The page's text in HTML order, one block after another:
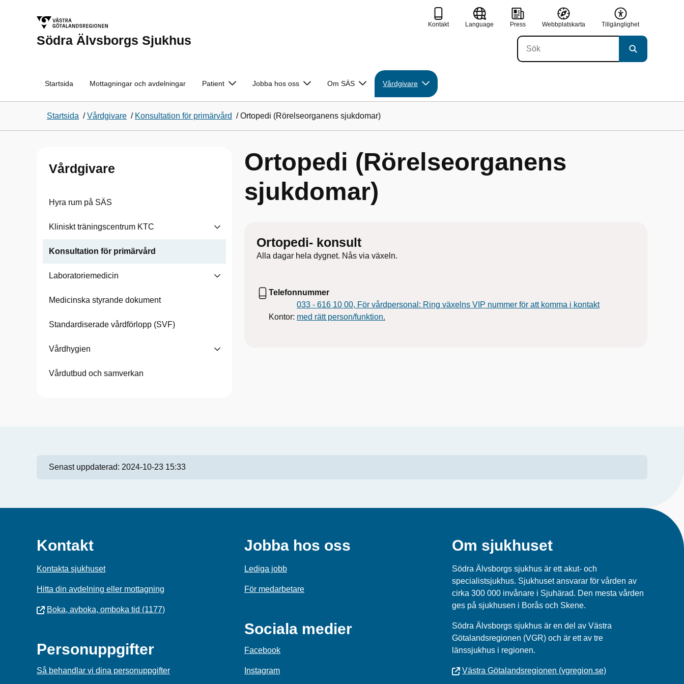
Södra Älvsborgs Sjukhus
Kontakt Language Press Webbplatskarta Tillgänglighet
Startsida Mottagningar och avdelningar Patient Jobba hos oss Om SÄS Vårdgivare
Startsida /Vårdgivare / Konsultation för primärvård /Ortopedi (Rörelseorganens sjukdomar)
Vårdgivare
Hyra rum på SÄS
Kliniskt träningscentrum KTC
Konsultation för primärvård
Laboratoriemedicin
Medicinska styrande dokument
Standardiserade vårdförlopp (SVF)
Vårdhygien
Vårdutbud och samverkan
Ortopedi (Rörelseorganens
sjukdomar)
Ortopedi- konsult
Alla dagar hela dygnet. Nås via växeln.
Telefonnummer
Kontor:
033 - 616 10 00, För vårdpersonal: Ring växelns VIP nummer för att komma i kontakt
med rätt person/funktion.
Senast uppdaterad: 2024-10-23 15:33
Kontakt
Kontakta sjukhuset
Hitta din avdelning eller mottagning
Boka, avboka, omboka tid (1177)
Personuppgifter
Så behandlar vi dina personuppgifter
Jobba hos oss
Lediga jobb
För medarbetare
Sociala medier
Facebook
Instagram
Om sjukhuset
Södra Älvsborgs sjukhus är ett akut- och
specialistsjukhus. Sjukhuset ansvarar för vården av
cirka 300 000 invånare i Sjuhärad. Den mesta vården
ges på sjukhusen i Borås och Skene.
Södra Älvsborgs sjukhus är en del av Västra
Götalandsregionen (VGR) och är ett av tre
länssjukhus i regionen.
Västra Götalandsregionen (vgregion.se)